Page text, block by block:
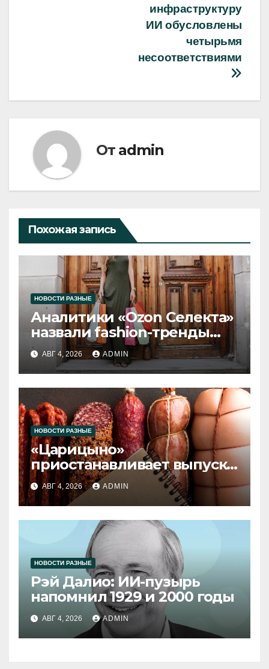
инфраструктуру
ИИ обусловлены
четырьмя
несоответствиями
От admin
Похожая запись
НОВОСТИ РАЗНЫЕ
Аналитики «Ozon Селекта»
назвали fashion-тренды
2026 года
АВГ 4, 2026 ADMIN
НОВОСТИ РАЗНЫЕ
«Царицыно»
приостанавливает выпуск
продукции
АВГ 4, 2026 ADMIN
НОВОСТИ РАЗНЫЕ
Рэй Далио: ИИ-пузырь
напомнил 1929 и 2000 годы
АВГ 4, 2026 ADMIN